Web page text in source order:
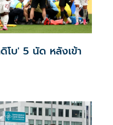
โบ' 5 นัด หลังเข้า